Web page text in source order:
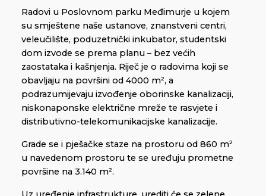
Radovi u Poslovnom parku Međimurje u kojem
su smještene naše ustanove, znanstveni centri,
veleučilište, poduzetnički inkubator, studentski
dom izvode se prema planu – bez većih
zaostataka i kašnjenja. Riječ je o radovima koji se
obavljaju na površini od 4000 m², a
podrazumijevaju izvođenje oborinske kanalizaciji,
niskonaponske električne mreže te rasvjete i
distributivno-telekomunikacijske kanalizacije.
Grade se i pješačke staze na prostoru od 860 m²
u navedenom prostoru te se uređuju prometne
površine na 3.140 m².